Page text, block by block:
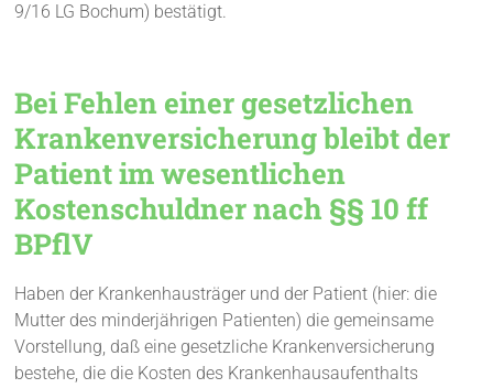
9/16 LG Bochum) bestätigt.
Bei Fehlen einer gesetzlichen
Krankenversicherung bleibt der
Patient im wesentlichen
Kostenschuldner nach §§ 10 ff
BPflV
Haben der Krankenhausträger und der Patient (hier: die
Mutter des minderjährigen Patienten) die gemeinsame
Vorstellung, daß eine gesetzliche Krankenversicherung
bestehe, die die Kosten des Krankenhausaufenthalts